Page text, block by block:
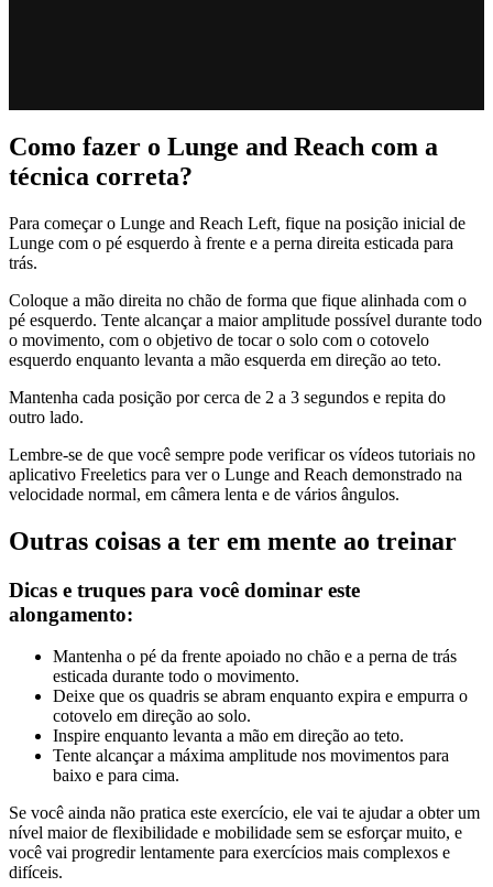
Como fazer o Lunge and Reach com a
técnica correta?
Para começar o Lunge and Reach Left, fique na posição inicial de
Lunge com o pé esquerdo à frente e a perna direita esticada para
trás.
Coloque a mão direita no chão de forma que fique alinhada com o
pé esquerdo. Tente alcançar a maior amplitude possível durante todo
o movimento, com o objetivo de tocar o solo com o cotovelo
esquerdo enquanto levanta a mão esquerda em direção ao teto.
Mantenha cada posição por cerca de 2 a 3 segundos e repita do
outro lado.
Lembre-se de que você sempre pode verificar os vídeos tutoriais no
aplicativo Freeletics para ver o Lunge and Reach demonstrado na
velocidade normal, em câmera lenta e de vários ângulos.
Outras coisas a ter em mente ao treinar
Dicas e truques para você dominar este
alongamento:
Mantenha o pé da frente apoiado no chão e a perna de trás
esticada durante todo o movimento.
Deixe que os quadris se abram enquanto expira e empurra o
cotovelo em direção ao solo.
Inspire enquanto levanta a mão em direção ao teto.
Tente alcançar a máxima amplitude nos movimentos para
baixo e para cima.
Se você ainda não pratica este exercício, ele vai te ajudar a obter um
nível maior de flexibilidade e mobilidade sem se esforçar muito, e
você vai progredir lentamente para exercícios mais complexos e
difíceis.